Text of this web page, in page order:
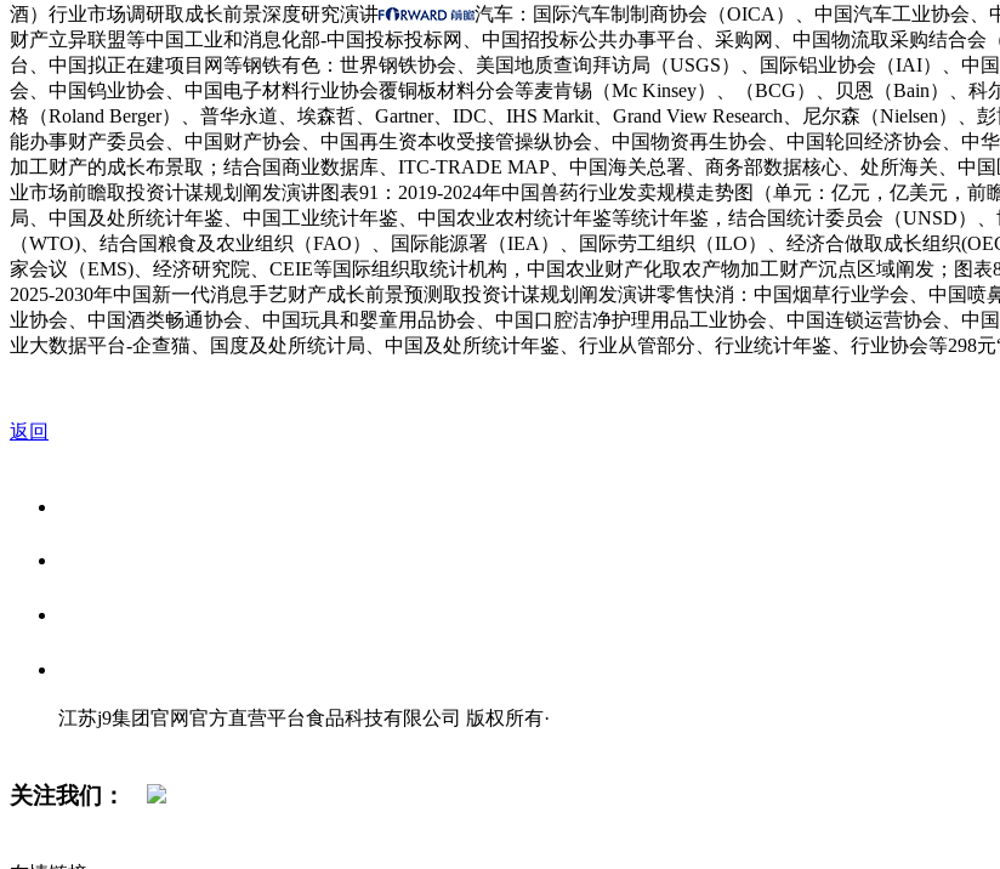
酒）行业市场调研取成长前景深度研究演讲
汽车：国际汽车制制商协会（OICA）、中国汽车工业协会
财产立异联盟等中国工业和消息化部-中国投标投标网、中国招投标公共办事平台、采购网、中国物流取采购结合
台、中国拟正在建项目网等钢铁有色：世界钢铁协会、美国地质查询拜访局（USGS）、国际铝业协会（IAI）、
会、中国钨业协会、中国电子材料行业协会覆铜板材料分会等麦肯锡（Mc Kinsey）、（BCG）、贝恩（Bain）、
格（Roland Berger）、普华永道、埃森哲、Gartner、IDC、IHS Markit、Grand View Research、尼尔森（Nielsen）
能办事财产委员会、中国财产协会、中国再生资本收受接管操纵协会、中国物资再生协会、中国轮回经济协会、中
加工财产的成长布景取；结合国商业数据库、ITC-TRADE MAP、中国海关总署、商务部数据核心、处所海关、中
业市场前瞻取投资计谋规划阐发演讲图表91：2019-2024年中国兽药行业发卖规模走势图（单元：亿元，亿美元
局、中国及处所统计年鉴、中国工业统计年鉴、中国农业农村统计年鉴等统计年鉴，结合国统计委员会（UNSD）
（WTO)、结合国粮食及农业组织（FAO）、国际能源署（IEA）、国际劳工组织（ILO）、经济合做取成长组织
家会议（EMS)、经济研究院、CEIE等国际组织取统计机构，中国农业财产化取农产物加工财产沉点区域阐发；图
2025-2030年中国新一代消息手艺财产成长前景预测取投资计谋规划阐发演讲零售快消：中国烟草行业学会、中国
业协会、中国酒类畅通协会、中国玩具和婴童用品协会、中国口腔洁净护理用品工业协会、中国连锁运营协会、中
业大数据平台-企查猫、国度及处所统计局、中国及处所统计年鉴、行业从管部分、行业统计年鉴、行业协会等298元
返回
江苏j9集团官网官方直营平台食品科技有限公司 版权所有·
关注我们：